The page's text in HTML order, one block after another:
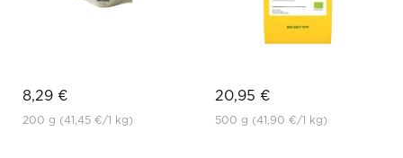
8,29 €
200 g (41,45 €/1 kg)
20,95 €
500 g (41,90 €/1 kg)